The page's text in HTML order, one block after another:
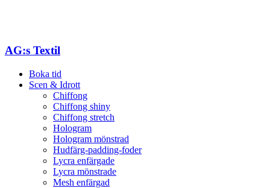
AG:s Textil
Boka tid
Scen & Idrott
Chiffong
Chiffong shiny
Chiffong stretch
Hologram
Hologram mönstrad
Hudfärg-padding-foder
Lycra enfärgade
Lycra mönstrade
Mesh enfärgad